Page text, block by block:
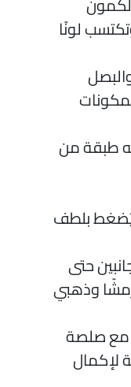
لونًا
طبقة من
بلطف
حتى
وذهبي
صلصة